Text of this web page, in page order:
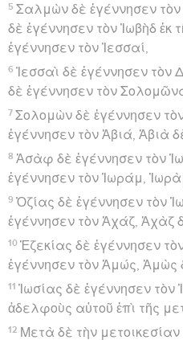
5 Σαλμὼν δὲ ἐγέννησεν
δὲ ἐγέννησεν τὸν Ἰωβὴδ ἐκ
ἐγέννησεν τὸν Ἰεσσαί,
6 Ἰεσσαὶ δὲ ἐγέννησεν τὸν
δὲ ἐγέννησεν τὸν
7 Σολομὼν δὲ ἐγέννησεν
ἐγέννησεν τὸν Ἀβιά, Ἀβιὰ
8 Ἀσὰφ δὲ ἐγέννησεν τὸν
ἐγέννησεν τὸν Ἰωράμ,
9 Ὀζίας δὲ ἐγέννησεν τὸν
ἐγέννησεν τὸν Ἀχάζ, Ἀχὰζ
10 Ἑζεκίας δὲ ἐγέννησεν
ἐγέννησεν τὸν Ἀμώς, Ἀμὼς
11 Ἰωσίας δὲ ἐγέννησεν τὸν
ἀδελφοὺς αὐτοῦ ἐπὶ τῆς
12 Μετὰ δὲ τὴν